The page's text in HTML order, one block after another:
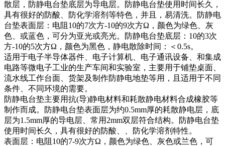
散层，防静电台垫底层为导电层。防静电台垫使用时间长久，
具有很好的防酸、防化学溶剂等特色，并且，易清洗。防静电
台垫表面层：电阻10的7次方-10的9次方Ω，颜色为绿色、灰
色、或蓝色，可分为亚光或亮光。防静电台垫底层：10的3次
方-10的5次方Ω，颜色为黑色，静电散除时间：＜0.5s。
适用于电子半导体器件、电子计算机、电子通讯设备、和集成
电路等微电子工业的生产车间和实验室，主要用于铺垫桌面、
流水线工作台面、货架及制作防静电地垫等用，且适用于不同
条件、不同环境的需要。
防静电台垫主要用抗(导)静电材料和耗散静电材料合成橡胶等
制作而成。防静电台垫表面层为约0.5mm厚的耗散静电层，底
层为1.5mm厚的导电层、常用2mm双层符合结构。防静电台垫
使用时间长久，具有很好的防酸、、防化学溶剂特性。
表面层：电阻10的7-9次方Ω，颜色为绿色、灰色或兰色，可